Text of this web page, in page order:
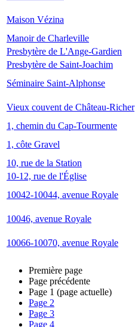
Maison Vézina
Manoir de Charleville
Presbytère de L'Ange-Gardien
Presbytère de Saint-Joachim
Séminaire Saint-Alphonse
Vieux couvent de Château-Richer
1, chemin du Cap-Tourmente
1, côte Gravel
10, rue de la Station
10-12, rue de l'Église
10042-10044, avenue Royale
10046, avenue Royale
10066-10070, avenue Royale
Première page
Page précédente
Page 1 (page actuelle)
Page 2
Page 3
Page 4